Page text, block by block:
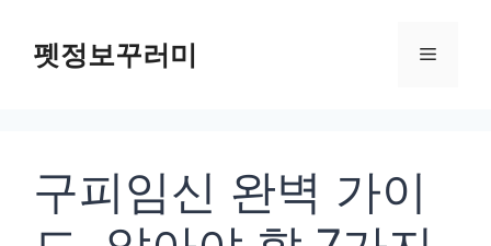
펫정보꾸러미 메
구피임신 완벽 가이